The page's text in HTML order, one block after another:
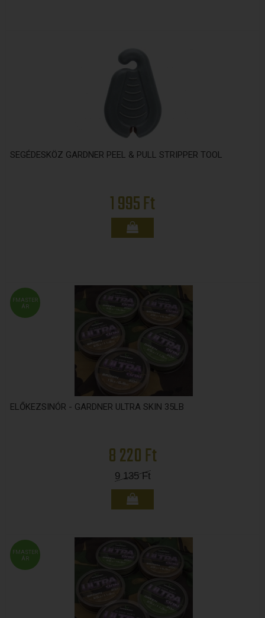
SEGÉDESKÖZ GARDNER PEEL & PULL STRIPPER TOOL
1 995 Ft
FMASTER
ÁR
ELŐKEZSINÓR - GARDNER ULTRA SKIN 35LB
8 220 Ft
9 135Ft
FMASTER
ÁR